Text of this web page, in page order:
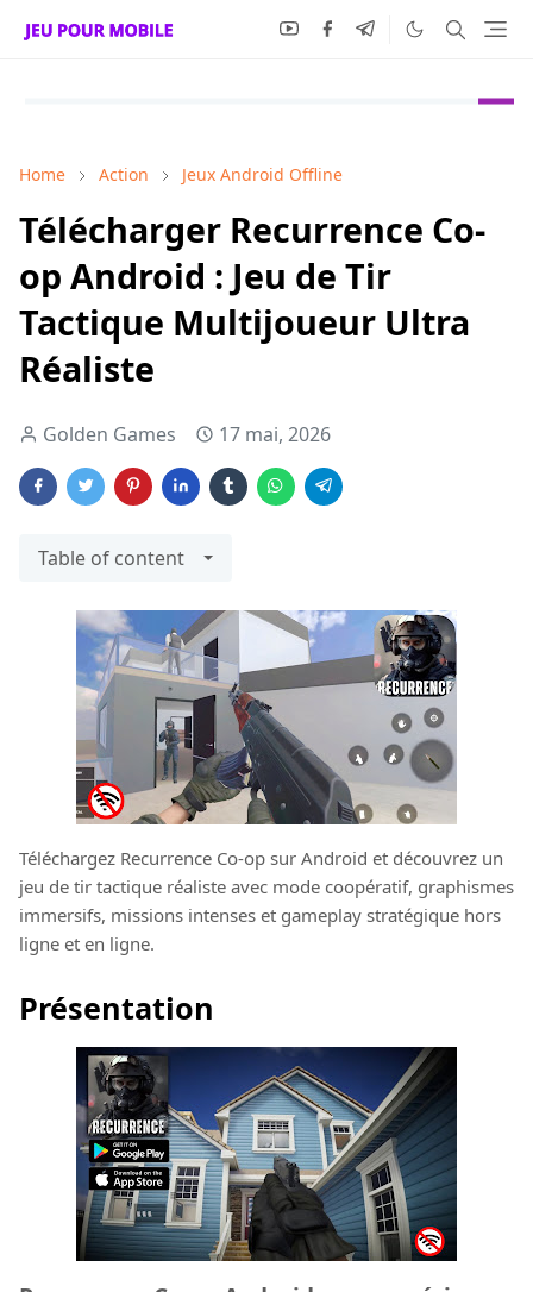
Home Action Jeux Android Offline
Télécharger Recurrence Co-
op Android : Jeu de Tir
Tactique Multijoueur Ultra
Réaliste
Golden Games 17 mai, 2026
Table of content
Téléchargez Recurrence Co-op sur Android et découvrez un
jeu de tir tactique réaliste avec mode coopératif, graphismes
immersifs, missions intenses et gameplay stratégique hors
ligne et en ligne.
Présentation